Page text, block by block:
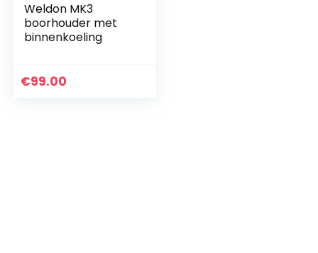
Weldon MK3
boorhouder met
binnenkoeling
€99.00